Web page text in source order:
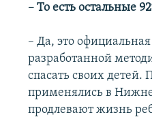
– То есть остальные
– Да, это
разработанной
спасать своих
применялись в
продлевают жизнь